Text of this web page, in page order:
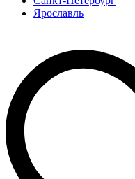
Ярославль